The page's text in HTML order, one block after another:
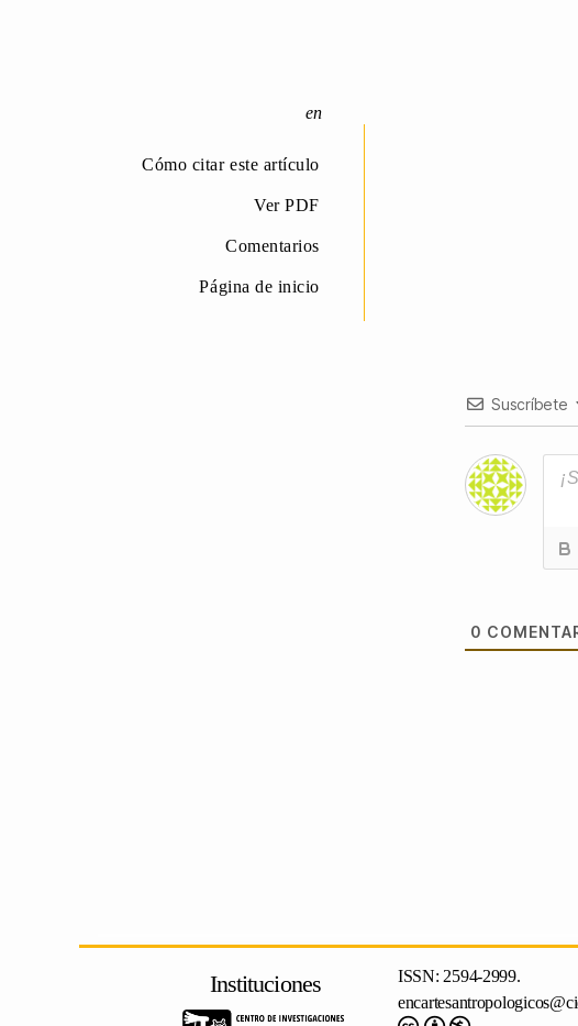
Cómo citar este artículo
Ver PDF
Comentarios
Página de inicio
Suscríbete
0
Instituciones
ISSN: 2594-2999.